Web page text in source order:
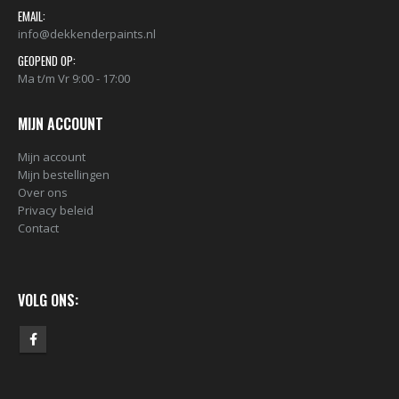
€2,23
EMAIL:
info@dekkenderpaints.nl
GEOPEND OP:
Ma t/m Vr 9:00 - 17:00
MIJN ACCOUNT
Mijn account
Mijn bestellingen
Over ons
Privacy beleid
Contact
VOLG ONS: